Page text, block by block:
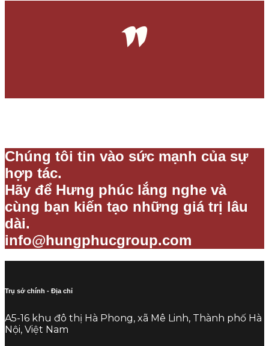
"
Chúng tôi tin vào sức mạnh của sự
hợp tác.
Hãy để Hưng phúc lắng nghe và
cùng bạn kiến tạo những giá trị lâu
dài.
info@hungphucgroup.com
Trụ sở chính - Địa chỉ
A5-16 khu đô thị Hà Phong, xã Mê Linh, Thành phố Hà
Nội, Việt Nam